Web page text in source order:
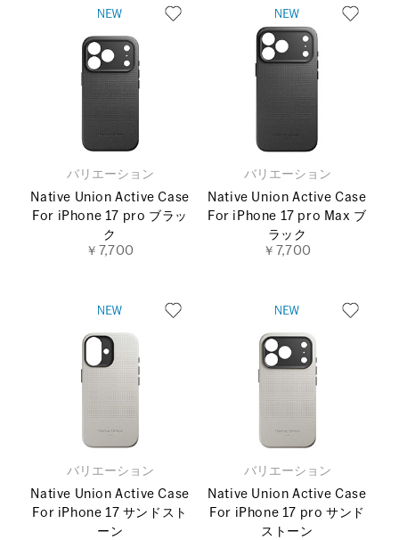
バリエーション
Native Union Active Case
For iPhone 17 pro ブラッ
ク
￥7,700
バリエーション
Native Union Active Case
For iPhone 17 pro Max ブ
ラック
￥7,700
バリエーション
Native Union Active Case
For iPhone 17 サンドスト
ーン
バリエーション
Native Union Active Case
For iPhone 17 pro サンド
ストーン